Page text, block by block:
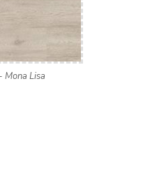
Mona Lisa